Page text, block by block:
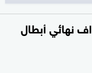
نهائي أبطال